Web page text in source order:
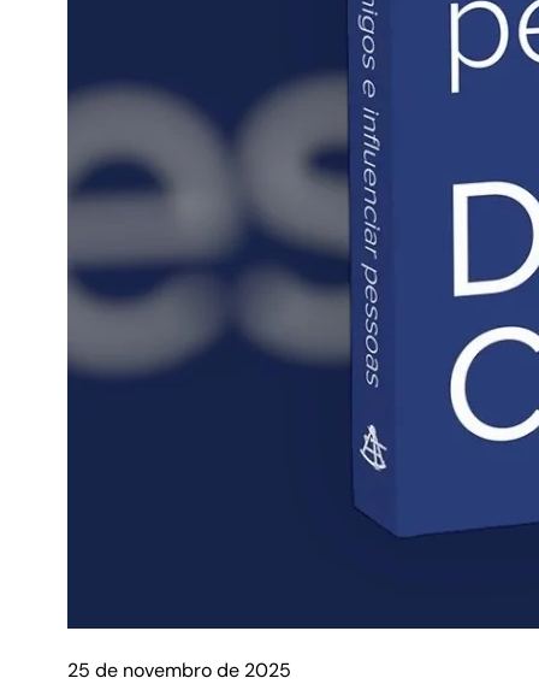
25 de novembro de 2025